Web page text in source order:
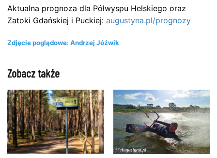
Aktualna prognoza dla Półwyspu Helskiego oraz
Zatoki Gdańskiej i Puckiej: augustyna.pl/prognozy
Zdjęcie poglądowe: Andrzej Jóźwik
Zobacz także